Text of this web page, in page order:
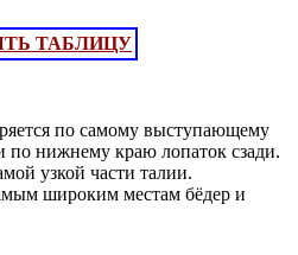
ТАБЛИЦУ
по самому выступающему
по нижнему краю лопаток сзади.
узкой части талии.
широким местам бёдер и